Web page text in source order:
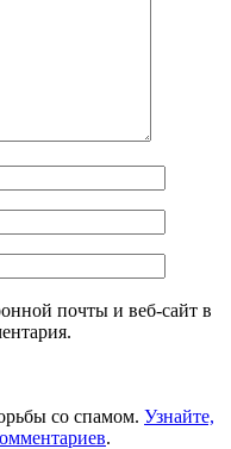
почты и веб-сайт в
со спамом. Узнайте,
.